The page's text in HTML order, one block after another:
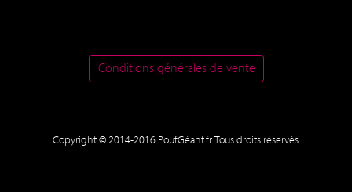
Conditions générales de vente
Copyright © 2014-2016 PoufGéant.fr. Tous droits réservés.